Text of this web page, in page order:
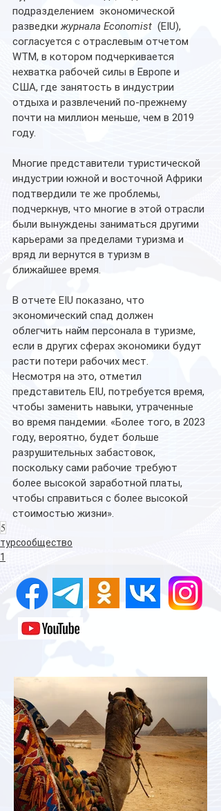
подразделением  экономической
разведки журнала Economist
  (EIU),
согласуется с отраслевым отчетом
WTM, в котором подчеркивается
нехватка рабочей силы в Европе и
США, где занятость в индустрии
отдыха и развлечений по-прежнему
почти на миллион меньше, чем в 2019
году.
Многие представители туристической
индустрии южной и восточной Африки
подтвердили те же проблемы,
подчеркнув, что многие в этой отрасли
были вынуждены заниматься другими
карьерами за пределами туризма и
вряд ли вернутся в туризм в
ближайшее время.
В отчете EIU показано, что
экономический спад должен
облегчить найм персонала в туризме,
если в других сферах экономики будут
расти потери рабочих мест.
Несмотря на это, отметил
представитель EIU, потребуется время,
чтобы заменить навыки, утраченные
во время пандемии. «Более того, в 2023
году, вероятно, будет больше
разрушительных забастовок,
поскольку сами рабочие требуют
более высокой заработной платы,
чтобы справиться с более высокой
стоимостью жизни».
5
турсообщество
1